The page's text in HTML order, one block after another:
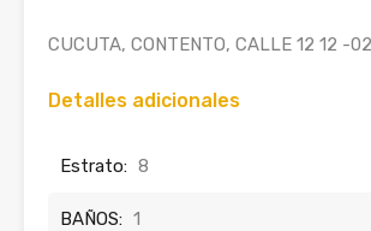
CUCUTA, CONTENTO, CALLE 12 12 -
Detalles adicionales
Estrato: 8
BAÑOS: 1